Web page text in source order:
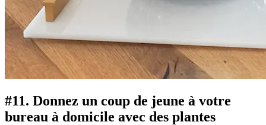
#11. Donnez un coup de jeune à votre
bureau à domicile avec des plantes